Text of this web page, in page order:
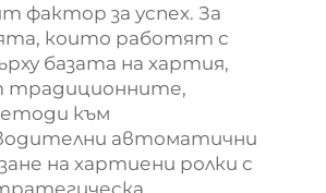
фактор за успех. За
които работят с
базата на хартия,
традиционните,
към
автоматични
на хартиени ролки с